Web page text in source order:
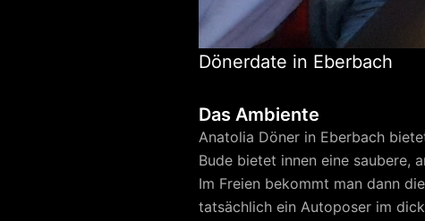
Dönerdate in Eberbach
Das Ambiente
Anatolia Döner in Eberbach
Bude bietet innen eine saubere,
Im Freien bekommt man dann
tatsächlich ein Autoposer im